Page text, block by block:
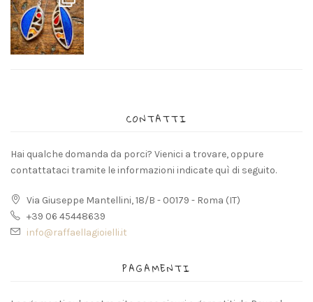
CONTATTI
Hai qualche domanda da porci? Vienici a trovare, oppure
contattataci tramite le informazioni indicate quì di seguito.
Via Giuseppe Mantellini, 18/B - 00179 - Roma (IT)
+39 06 45448639
info@raffaellagioielli.it
PAGAMENTI